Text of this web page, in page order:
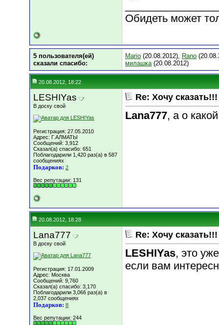
Обидеть может
5 пользователя(ей)
сказали cпасибо:
Mario (20.08.2012), Rano
милашка(20.08.2012)
20.08.2012, 18:22
LESHIYas
В доску свой
Регистрация: 27.05.2010
Адрес: Г.АЛМАТЫ
Сообщений: 3,912
Сказал(а) спасибо: 651
Поблагодарили 1,420 раз(а) в 587
сообщениях
Подарков: 2
Вес репутации: 131
Re: Хочу
Lana777, а о
20.08.2012, 18:28
Lana777
В доску свой
Регистрация: 17.01.2009
Адрес: Москва
Сообщений: 9,760
Сказал(а) спасибо: 3,170
Поблагодарили 3,066 раз(а) в
2,037 сообщениях
Подарков: 8
Вес репутации: 244
Re: Хочу
LESHIYas, это
если вам